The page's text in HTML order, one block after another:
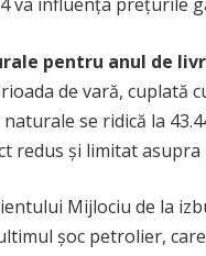
pentru anul de
de vară, cuplată
se ridică la
redus și limitat
Mijlociu de la
șoc petrolier,